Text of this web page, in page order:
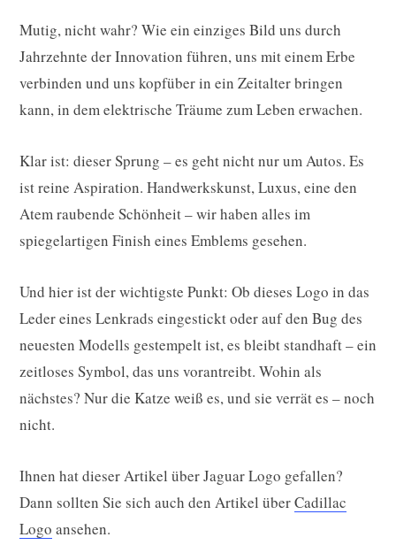
Mutig, nicht wahr? Wie ein einziges Bild uns durch
Jahrzehnte der Innovation führen, uns mit einem Erbe
verbinden und uns kopfüber in ein Zeitalter bringen
kann, in dem elektrische Träume zum Leben erwachen.
Klar ist: dieser Sprung – es geht nicht nur um Autos. Es
ist reine Aspiration. Handwerkskunst, Luxus, eine den
Atem raubende Schönheit – wir haben alles im
spiegelartigen Finish eines Emblems gesehen.
Und hier ist der wichtigste Punkt: Ob dieses Logo in das
Leder eines Lenkrads eingestickt oder auf den Bug des
neuesten Modells gestempelt ist, es bleibt standhaft – ein
zeitloses Symbol, das uns vorantreibt. Wohin als
nächstes? Nur die Katze weiß es, und sie verrät es – noch
nicht.
Ihnen hat dieser Artikel über Jaguar Logo gefallen?
Dann sollten Sie sich auch den Artikel überCadillac
Logo ansehen.